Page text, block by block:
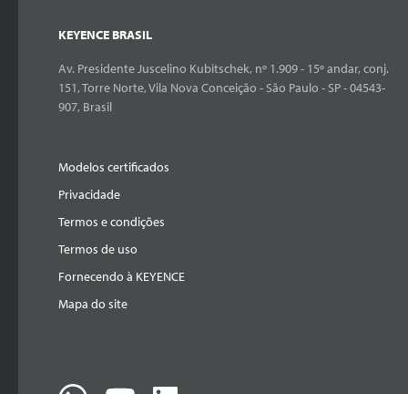
KEYENCE BRASIL
Av. Presidente Juscelino Kubitschek, nº 1.909 - 15º andar, conj.
151, Torre Norte, Vila Nova Conceição - São Paulo - SP - 04543-
907, Brasil
Modelos certificados
Privacidade
Termos e condições
Termos de uso
Fornecendo à KEYENCE
Mapa do site